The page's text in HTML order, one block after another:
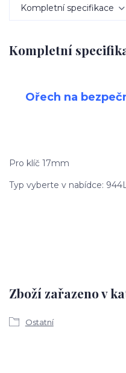
Kompletní specifikace
Kompletní
Ořech na
Pro klíč 17mm
Typ vyberte v nabídce:
Zboží zařazeno v
Ostatní